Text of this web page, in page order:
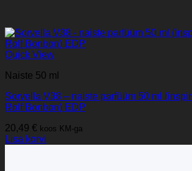
Quick View
Naiste 50 ml
Sorvella V38 – naiste parfüüm 50 ml
Rolf Bonbon) EDP
20,49 € koos KM-ga
Lisa korvi